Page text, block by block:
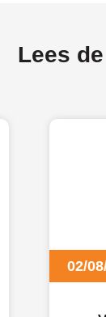
Lees
02/